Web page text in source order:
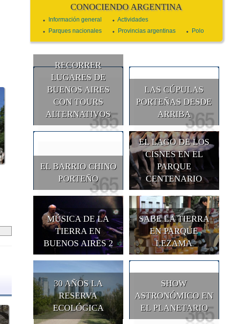
CONOCIENDO ARGENTINA
Información general
Actividades
Parques nacionales
Provincias argentinas Polo
RECORRER
LUGARES DE
BUENOS AIRES
CON TOURS
ALTERNATIVOS
LAS CÚPULAS
PORTEÑAS DESDE
ARRIBA
EL BARRIO CHINO
PORTEÑO
EL LAGO DE LOS
CISNES EN EL
PARQUE
CENTENARIO
MÚSICA DE LA
TIERRA EN
BUENOS AIRES 2
SABE LA TIERRA
EN PARQUE
LEZAMA
30 AÑOS LA
RESERVA
ECOLÓGICA
SHOW
ASTRONÓMICO EN
EL PLANETARIO